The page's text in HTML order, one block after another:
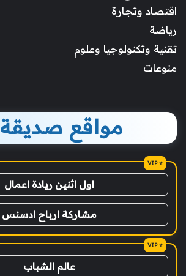
اقتصاد وتجارة
رياضة
تقنية وتكنولوجيا وعلوم
منوعات
مواقع صديقة
اول اثنين ريادة اعمال
مشاركة ارباح ادسنس
عالم الشباب